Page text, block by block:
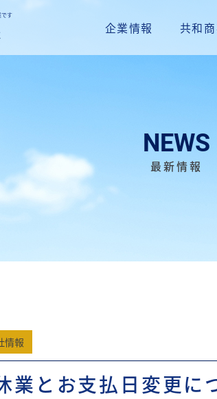
です
企業情報 共和
NEWS
最新情報
情報
業とお支払日変更に